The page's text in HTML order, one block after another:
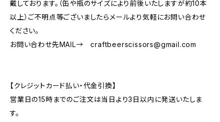
戴しております。（缶や瓶のサイズにより前後いたしますが約10本
以上）ご不明点等ございましたらメールより気軽にお問い合わせ
ください。
お問い合わせ先MAIL→craftbeerscissors@gmail.com
【クレジットカード払い・代金引換】
営業日の15時までのご注文は当日より3日以内に発送いたしま
す。